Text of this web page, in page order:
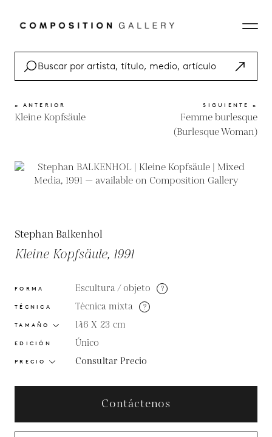
« ANTERIOR
Kleine Kopfsäule
SIGUIENTE »
Femme burlesque
(Burlesque Woman)
Stephan Balkenhol
Kleine Kopfsäule, 1991
FORMA Escultura / objeto ?
TÉCNICA Técnica mixta ?
TAMAÑO 146 X 23 cm
EDICIÓN Único
PRECIO Consultar Precio
Contáctenos